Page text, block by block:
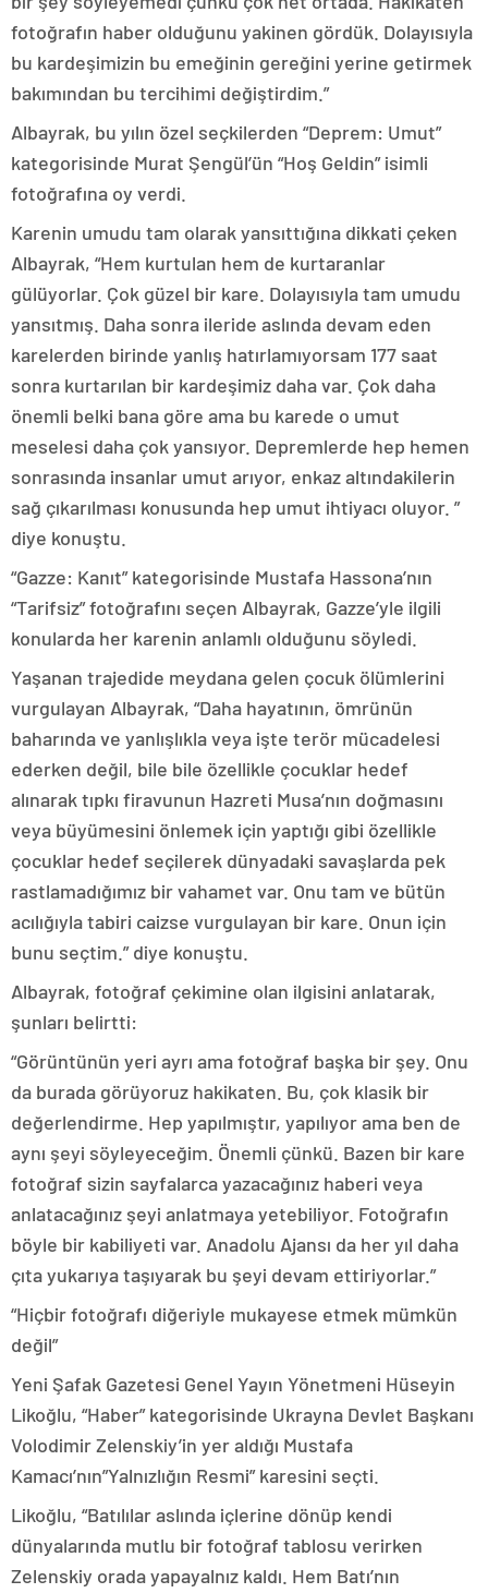
fotoğrafın haber olduğunu yakinen gördük. Dolayısıyla
bu kardeşimizin bu emeğinin gereğini yerine getirmek
bakımından bu tercihimi değiştirdim.”
Albayrak, bu yılın özel seçkilerden “Deprem: Umut”
kategorisinde Murat Şengül’ün “Hoş Geldin” isimli
fotoğrafına oy verdi.
Karenin umudu tam olarak yansıttığına dikkati çeken
Albayrak, “Hem kurtulan hem de kurtaranlar
gülüyorlar. Çok güzel bir kare. Dolayısıyla tam umudu
yansıtmış. Daha sonra ileride aslında devam eden
karelerden birinde yanlış hatırlamıyorsam 177 saat
sonra kurtarılan bir kardeşimiz daha var. Çok daha
önemli belki bana göre ama bu karede o umut
meselesi daha çok yansıyor. Depremlerde hep hemen
sonrasında insanlar umut arıyor, enkaz altındakilerin
sağ çıkarılması konusunda hep umut ihtiyacı oluyor. ”
diye konuştu.
“Gazze: Kanıt” kategorisinde Mustafa Hassona’nın
“Tarifsiz” fotoğrafını seçen Albayrak, Gazze’yle ilgili
konularda her karenin anlamlı olduğunu söyledi.
Yaşanan trajedide meydana gelen çocuk ölümlerini
vurgulayan Albayrak, “Daha hayatının, ömrünün
baharında ve yanlışlıkla veya işte terör mücadelesi
ederken değil, bile bile özellikle çocuklar hedef
alınarak tıpkı firavunun Hazreti Musa’nın doğmasını
veya büyümesini önlemek için yaptığı gibi özellikle
çocuklar hedef seçilerek dünyadaki savaşlarda pek
rastlamadığımız bir vahamet var. Onu tam ve bütün
acılığıyla tabiri caizse vurgulayan bir kare. Onun için
bunu seçtim.” diye konuştu.
Albayrak, fotoğraf çekimine olan ilgisini anlatarak,
şunları belirtti:
“Görüntünün yeri ayrı ama fotoğraf başka bir şey. Onu
da burada görüyoruz hakikaten. Bu, çok klasik bir
değerlendirme. Hep yapılmıştır, yapılıyor ama ben de
aynı şeyi söyleyeceğim. Önemli çünkü. Bazen bir kare
fotoğraf sizin sayfalarca yazacağınız haberi veya
anlatacağınız şeyi anlatmaya yetebiliyor. Fotoğrafın
böyle bir kabiliyeti var. Anadolu Ajansı da her yıl daha
çıta yukarıya taşıyarak bu şeyi devam ettiriyorlar.”
“Hiçbir fotoğrafı diğeriyle mukayese etmek mümkün
değil”
Yeni Şafak Gazetesi Genel Yayın Yönetmeni Hüseyin
Likoğlu, “Haber” kategorisinde Ukrayna Devlet Başkanı
Volodimir Zelenskiy’in yer aldığı Mustafa
Kamacı’nın”Yalnızlığın Resmi” karesini seçti.
Likoğlu, “Batılılar aslında içlerine dönüp kendi
dünyalarında mutlu bir fotoğraf tablosu verirken
Zelenskiy orada yapayalnız kaldı. Hem Batı’nın